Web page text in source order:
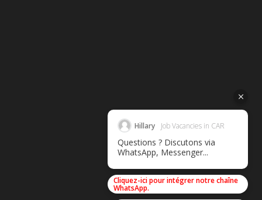
Hillary Job Vacancies in CAR
Questions ? Discutons via
WhatsApp, Messenger...
Cliquez-ici pour intégrer notre chaîne
WhatsApp.